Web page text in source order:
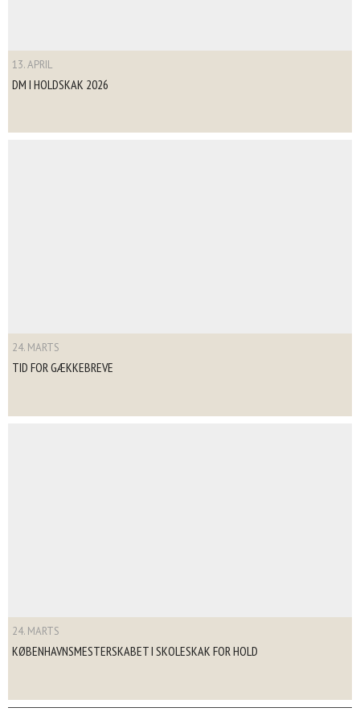
13. APRIL
DM I HOLDSKAK 2026
24. MARTS
TID FOR GÆKKEBREVE
24. MARTS
KØBENHAVNSMESTERSKABET I SKOLESKAK FOR HOLD